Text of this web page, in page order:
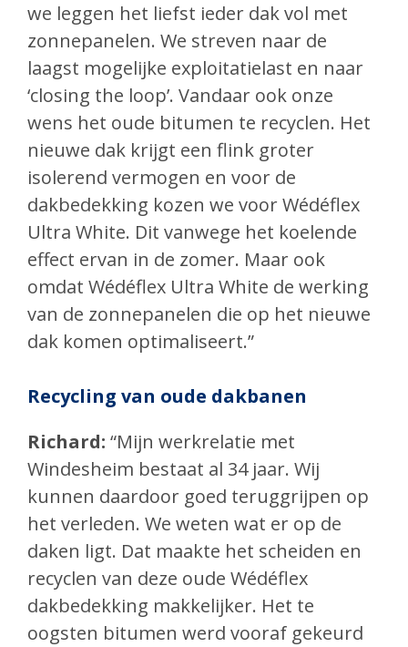
we leggen het liefst ieder dak vol met
zonnepanelen. We streven naar de
laagst mogelijke exploitatielast en naar
‘closing the loop’. Vandaar ook onze
wens het oude bitumen te recyclen. Het
nieuwe dak krijgt een flink groter
isolerend vermogen en voor de
dakbedekking kozen we voor Wédéflex
Ultra White. Dit vanwege het koelende
effect ervan in de zomer. Maar ook
omdat Wédéflex Ultra White de werking
van de zonnepanelen die op het nieuwe
dak komen optimaliseert.”
Recycling van oude dakbanen
Richard: “Mijn werkrelatie met
Windesheim bestaat al 34 jaar. Wij
kunnen daardoor goed teruggrijpen op
het verleden. We weten wat er op de
daken ligt. Dat maakte het scheiden en
recyclen van deze oude Wédéflex
dakbedekking makkelijker. Het te
oogsten bitumen werd vooraf gekeurd